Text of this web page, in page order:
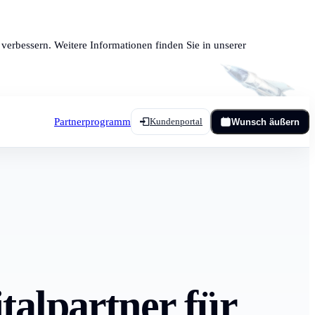
Weitere Informationen finden Sie in unserer
Partnerprogramm Kundenportal Wunsch äußern